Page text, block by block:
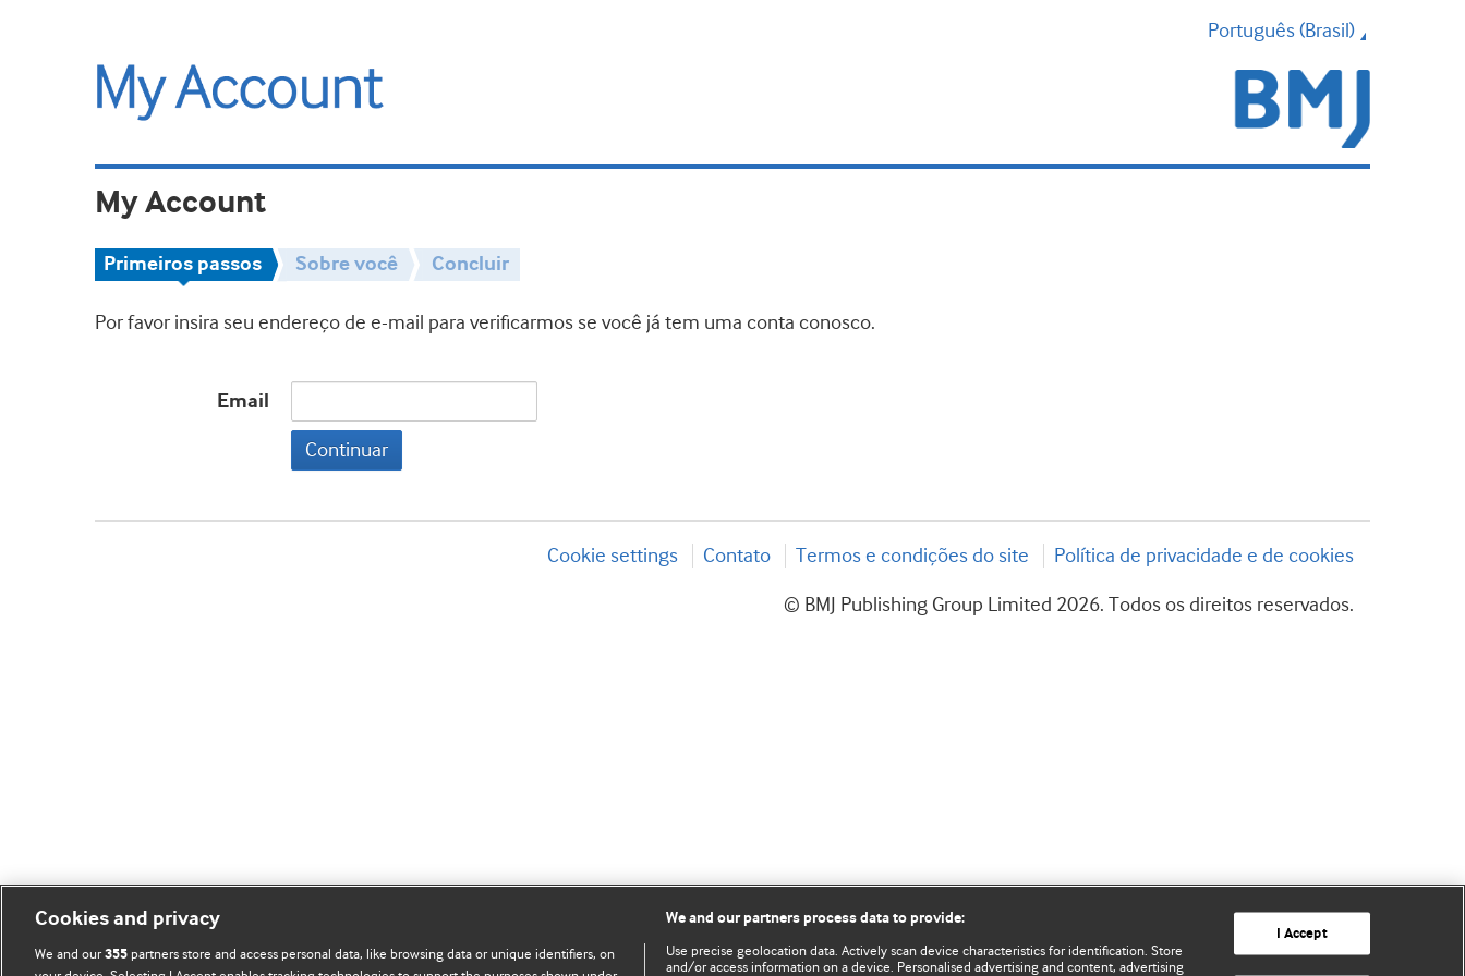
Português (Brasil)
My Account
Primeiros passos Sobre você Concluir
Por favor insira seu endereço de e-mail para verificarmos se você já tem uma conta conosco.
Email
Continuar
Cookie settings Contato Termos e condições do site Política de privacidade e de cookies
© BMJ Publishing Group Limited 2026. Todos os direitos reservados.
Cookies and privacy
We and our355 partners store and access personal data, like browsing data or unique identifiers, on
We and our partners process data to provide:
Use precise geolocation data. Actively scan device characteristics for identification. Store
and/or access information on a device. Personalised advertising and content, advertising
I Accept